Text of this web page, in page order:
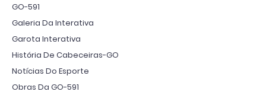
GO-591
Galeria Da Interativa
Garota Interativa
História De Cabeceiras-GO
Notícias Do Esporte
Obras Da GO-591